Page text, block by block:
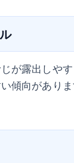
が露出しや
傾向があり